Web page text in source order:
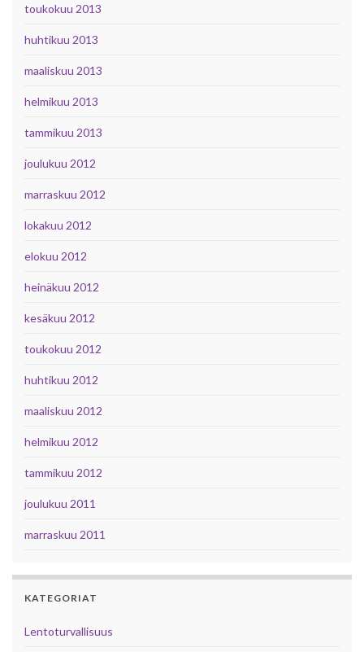
toukokuu 2013
huhtikuu 2013
maaliskuu 2013
helmikuu 2013
tammikuu 2013
joulukuu 2012
marraskuu 2012
lokakuu 2012
elokuu 2012
heinäkuu 2012
kesäkuu 2012
toukokuu 2012
huhtikuu 2012
maaliskuu 2012
helmikuu 2012
tammikuu 2012
joulukuu 2011
marraskuu 2011
KATEGORIAT
Lentoturvallisuus